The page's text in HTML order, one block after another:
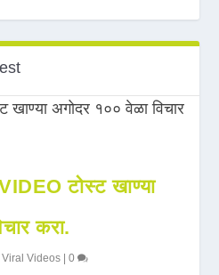
टोस्ट खाण्या
करा.
Viral Videos |0